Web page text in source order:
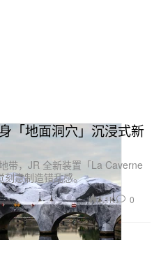
「地面洞穴」沉浸式新
带，JR 全新装置「La Caverne
刻意制造错乱感。
1.1K 0